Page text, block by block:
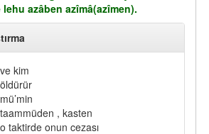
azâben azîmâ(azîmen).
kim
, kasten
taktirde onun cezası